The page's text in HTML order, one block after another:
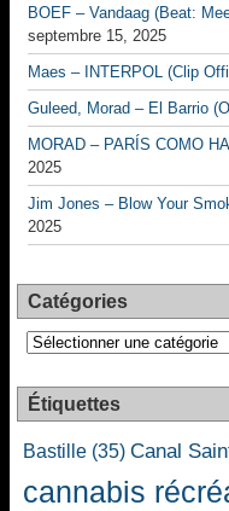
BOEF – Vandaag (Beat:
septembre 15, 2025
Maes – INTERPOL (Clip
Guleed, Morad – El Barrio
MORAD – PARÍS COMO
2025
Jim Jones – Blow Your
2025
Catégories
Catégories
Étiquettes
Bastille (35) Canal
cannabis